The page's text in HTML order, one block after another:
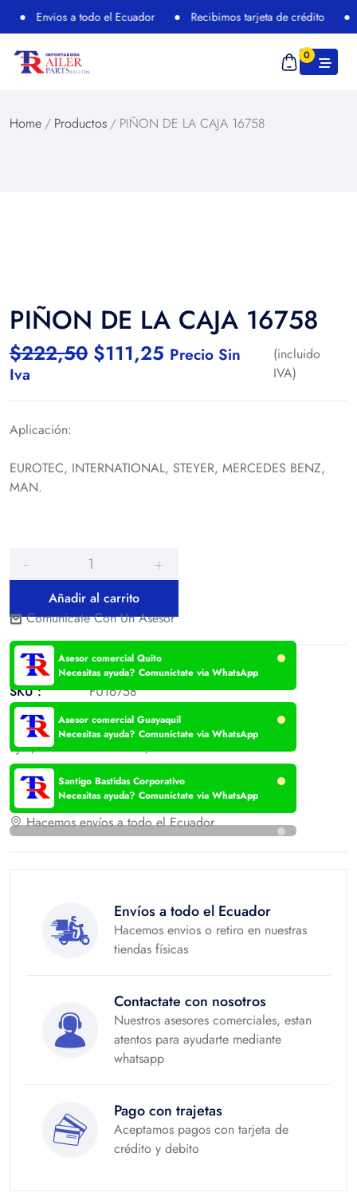
Envios a todo el Ecuador Recibimos tarjeta de crédito
0
Home / Productos / PIÑON DE LA CAJA 16758
PIÑON DE LA CAJA 16758
$222,50 $111,25 Precio Sin
Iva
(incluido
IVA)
Aplicación:
EUROTEC, INTERNATIONAL, STEYER, MERCEDES BENZ,
MAN.
Añadir al carrito
Asesor comercial Quito
Necesitas ayuda? Comuníctate via WhatsApp
Asesor comercial Guayaquil
Necesitas ayuda? Comuníctate via WhatsApp
Santigo Bastidas Corporativo
Necesitas ayuda? Comuníctate via WhatsApp
Comunicate Con Un Asesor
SKU :
FU16758
Categories:
Ejes,Productos de oferta,Sistema de transmisión
Tags:
PIÑON FULLER 16758
Hacemos envíos a todo el Ecuador
Envíos a todo el Ecuador
Hacemos envios o retiro en nuestras
tiendas físicas
Contactate con nosotros
Nuestros asesores comerciales, estan
atentos para ayudarte mediante
whatsapp
Pago con trajetas
Aceptamos pagos con tarjeta de
crédito y debito